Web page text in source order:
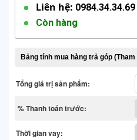
Liên hệ: 0984.34.34.69
Còn hàng